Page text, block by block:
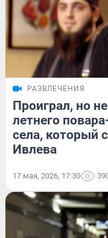
РАЗВЛЕЧЕНИЯ
Проиграл, но
летнего
села, который
Ивлева
17 мая, 2026, 17:30